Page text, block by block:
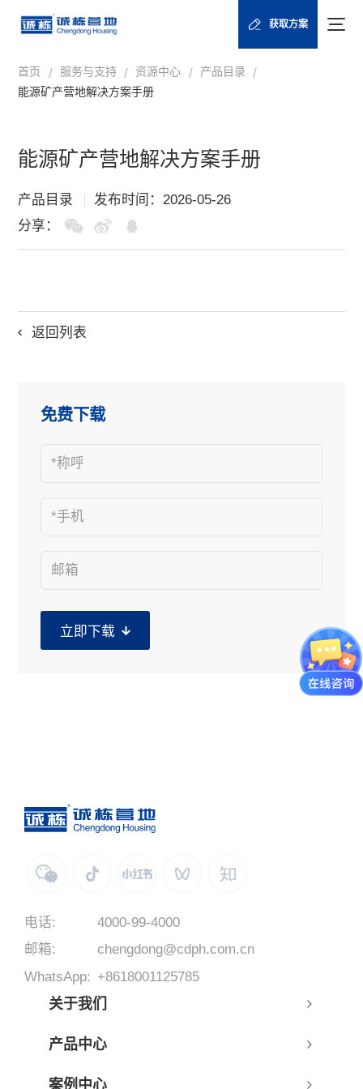
获取方案
首页 / 服务与支持 / 资源中心 / 产品目录 /
能源矿产营地解决方案手册
能源矿产营地解决方案手册
产品目录
发布时间：2026-05-26
分享：
返回列表
免费下载
立即下载
电话:
4000-99-4000
邮箱:
chengdong@cdph.com.cn
WhatsApp: +8618001125785
关于我们
产品中心
案例中心